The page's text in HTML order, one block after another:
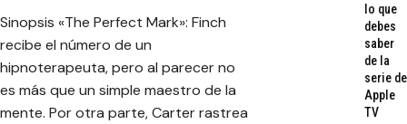
Sinopsis «The Perfect Mark»: Finch
recibe el número de un
hipnoterapeuta, pero al parecer no
es más que un simple maestro de la
mente. Por otra parte, Carter rastrea
lo que
debes
saber
de la
serie de
Apple
TV